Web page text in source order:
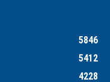
5846
5412
4228